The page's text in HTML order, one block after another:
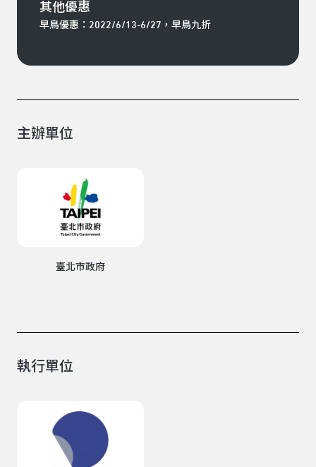
其他優惠
早鳥優惠：2022/6/13-6/27，早鳥九折
主辦單位
臺北市政府
執行單位